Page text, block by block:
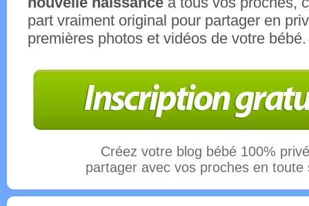
part vraiment original pour partager en
premières photos et vidéos de votre bébé.
Créez votre blog bébé 100%
partager avec vos proches en toute